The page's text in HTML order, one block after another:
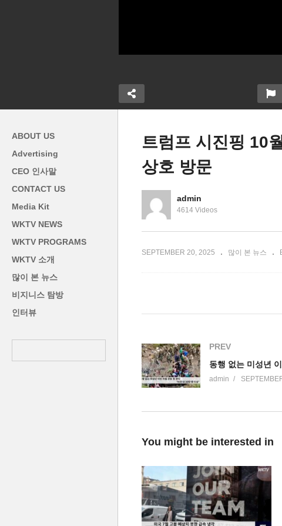
로 주택 모
트럼프 이민정책 4대 직격탄
인구 120년 만에 첫 감소’
ABOUT US
Advertising
CEO 인사말
CONTACT US
Media Kit
WKTV NEWS
WKTV PROGRAMS
WKTV 소개
많이 본 뉴스
비지니스 탐방
인터뷰
트럼프 시진핑 10
상호 방문
admin
4614 Videos
SEPTEMBER 20, 2025 많이 본 뉴스
PREV
admin
You might be interested in